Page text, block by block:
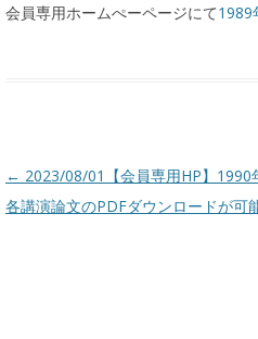
会員専用ホームぺーページにて1989
投稿ナビゲーション
← 2023/08/01【会員専用HP】1990
各講演論文のPDFダウンロードが可